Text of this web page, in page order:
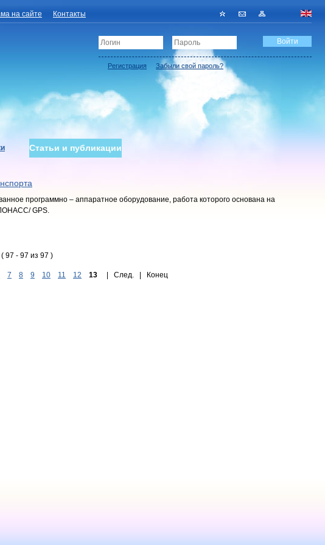
на сайте Контакты
Регистрация Забыли свой пароль?
Статьи и публикации
программно – аппаратное оборудование, работа которого основана на
GPS.
( 97 - 97 из 97 )
7 8 9 10 11 12 13 | След. | Конец